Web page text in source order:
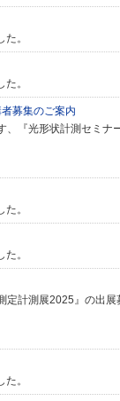
。
。
募集のご案内
『光形状計測セミナ
。
。
計測展2025』の出展
。